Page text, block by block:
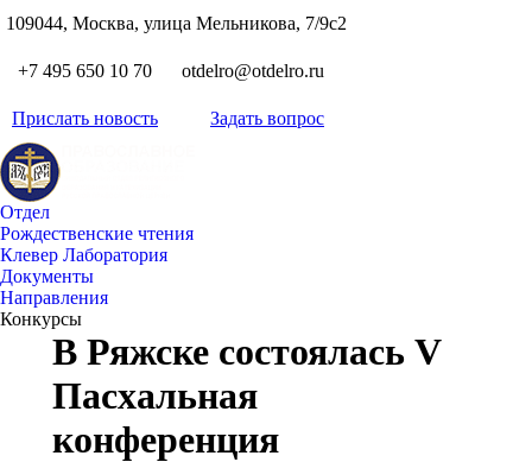
109044, Москва, улица Мельникова, 7/9с2
+7 495 650 10 70 otdelro@otdelro.ru
Прислать новость Задать вопрос
Отдел
Рождественские чтения
Клевер Лаборатория
Документы
Направления
Конкурсы
В Ряжске состоялась V
Пасхальная
конференция